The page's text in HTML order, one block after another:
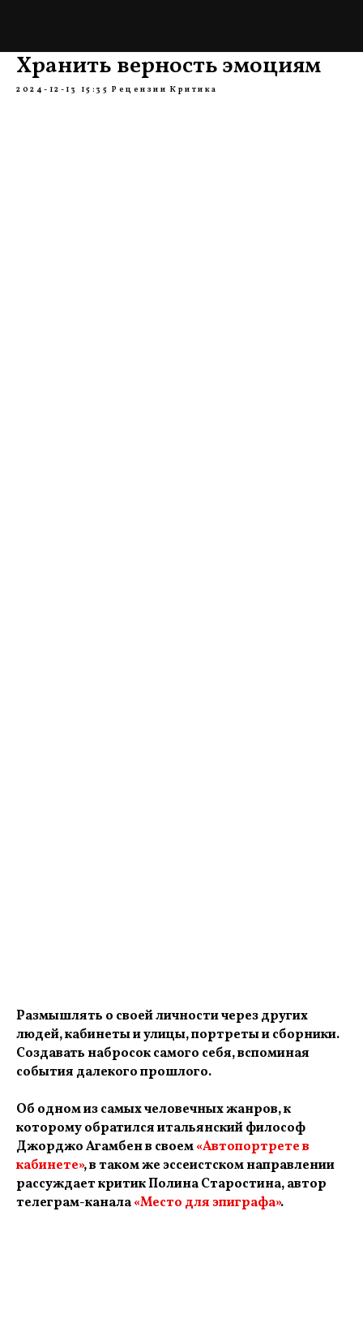
Хранить верность эмоциям
2024-12-13 15:35 Рецензии Критика
Размышлять о своей личности через других
людей, кабинеты и улицы, портреты и сборники.
Создавать набросок самого себя, вспоминая
события далекого прошлого.
Об одном из самых человечных жанров, к
которому обратился итальянский философ
Джорджо Агамбен в своем«Автопортрете в
кабинете», в таком же эссеистском направлении
рассуждает критик Полина Старостина, автор
телеграм-канала«Место для эпиграфа».